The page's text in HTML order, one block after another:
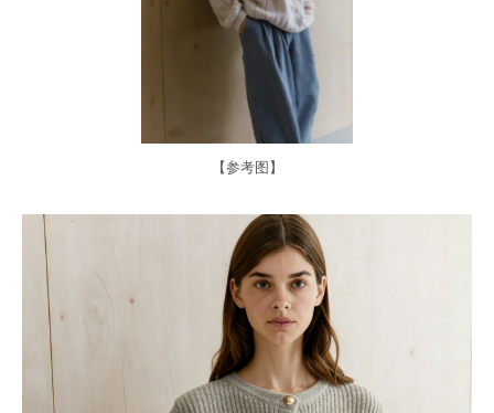
【参考图】